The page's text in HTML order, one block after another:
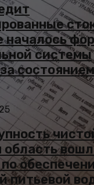
началось
системы
питьевой